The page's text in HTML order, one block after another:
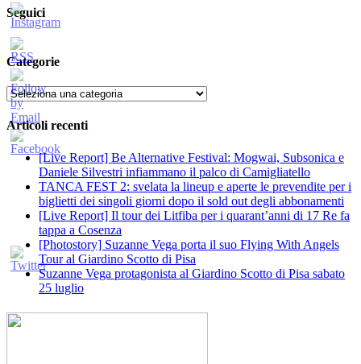
Seguici
Categorie
Categorie
Articoli recenti
[Live Report] Be Alternative Festival: Mogwai, Subsonica e
Daniele Silvestri infiammano il palco di Camigliatello
TANCA FEST 2: svelata la lineup e aperte le prevendite per i
biglietti dei singoli giorni dopo il sold out degli abbonamenti
[Live Report] Il tour dei Litfiba per i quarant’anni di 17 Re fa
tappa a Cosenza
[Photostory] Suzanne Vega porta il suo Flying With Angels
Tour al Giardino Scotto di Pisa
Suzanne Vega protagonista al Giardino Scotto di Pisa sabato
25 luglio